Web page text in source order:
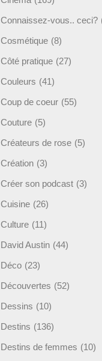
Connaissez-vous.. ceci?
Cosmétique (8)
Côté pratique (27)
Couleurs (41)
Coup de coeur (55)
Couture (5)
Créateurs de rose (5)
Création (3)
Créer son podcast (3)
Cuisine (26)
Culture (11)
David Austin (44)
Déco (23)
Découvertes (52)
Dessins (10)
Destins (136)
Destins de femmes (10)